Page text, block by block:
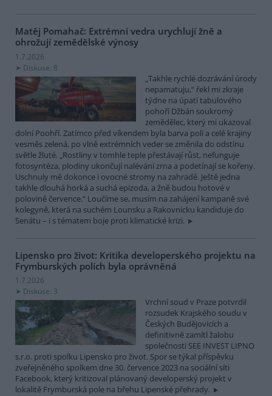
Matěj Pomahač: Extrémní vedra urychlují žně a
ohrožují zemědělské výnosy
1.7.2026
Diskuse: 8
„Takhle rychlé dozrávání úrody
nepamatuju,“ řekl mi zkraje
týdne na úpatí tabulového
pohoří Džbán soukromý
zemědělec, který mi ukazoval
dolní Poohří. Zatímco před víkendem byla barva polí a celé krajiny
vesměs zelená, po vlně extrémních veder se změnila do odstínu
světle žluté. „Rostliny v tomhle teple přestávají růst, nefunguje
fotosyntéza, plodiny ukončují nalévání zrna a podetínají se kořeny.
Uschnuly mě dokonce i ovocné stromy na zahradě. Ještě jedna
takhle dlouhá horká a suchá epizoda, a žně budou hotové v
polovině července.“ Loučíme se, musím na zahájení kampaně své
kolegyně, která na suchém Lounsku a Rakovnicku kandiduje do
Senátu – i s tématem boje proti klimatické krizi.
Lipensko pro život: Kritika developerského projektu na
Frymburských polích byla oprávněná
1.7.2026
Diskuse: 3
Vrchní soud v Praze potvrdil
rozsudek Krajského soudu v
Českých Budějovicích a
definitivně zamítl žalobu
společnosti SEE INVEST LIPNO
s.r.o. proti spolku Lipensko pro život. Spor se týkal příspěvku
zveřejněného spolkem dne 30. července 2023 na sociální síti
Facebook, který kritizoval plánovaný developerský projekt v
lokalitě Frymburská pole na břehu Lipenské přehrady.